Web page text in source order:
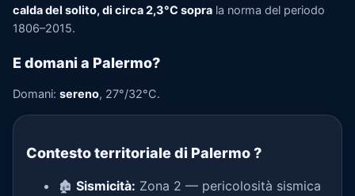
calda del solito, di circa 2,3°C sopra la norma del periodo
1806–2015.
E domani a Palermo?
Domani: sereno, 27°/32°C.
Contesto territoriale di Palermo?
🏚️ Sismicità: Zona 2 — pericolosità sismica